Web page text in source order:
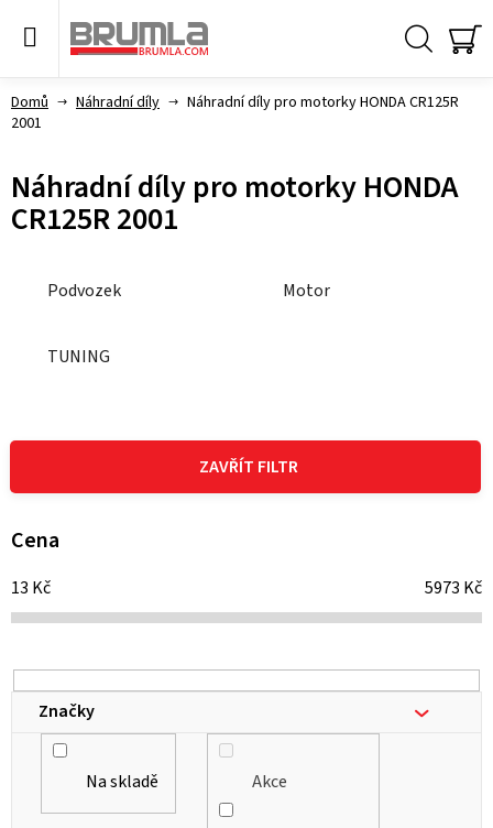
Domů Náhradní díly
Náhradní díly pro motorky HONDA CR125R
2001
Náhradní díly pro motorky HONDA
CR125R 2001
Podvozek Motor
TUNING
ZAVŘÍT FILTR
Cena
13 Kč 5973 Kč
Na skladě Akce
Značky
V
p
i
p
r
o
d